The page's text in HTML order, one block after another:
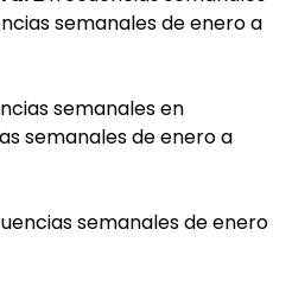
semanales de enero a
semanales en
semanales de enero a
semanales de enero